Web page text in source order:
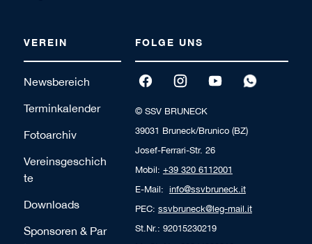
VEREIN
Newsbereich
Terminkalender
Fotoarchiv
Vereinsgeschich
te
Downloads
Sponsoren & Par
FOLGE UNS
© SSV BRUNECK
39031 Bruneck/Brunico (BZ)
Josef-Ferrari-Str. 26
Mobil: +39 320 6112001
E-Mail: info@ssvbruneck.it
PEC: ssvbruneck@leg-mail.it
St.Nr.: 92015230219